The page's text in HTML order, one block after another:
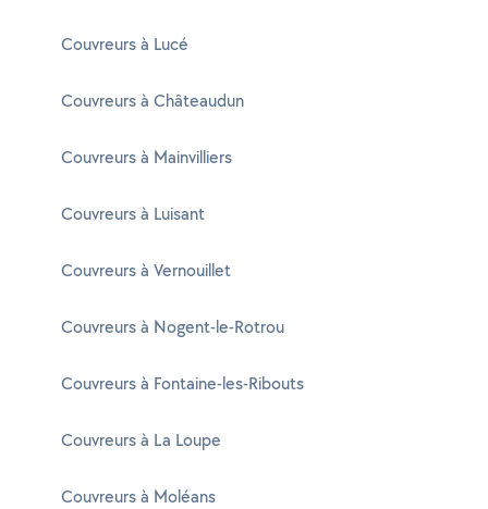
Couvreurs à Lucé
Couvreurs à Châteaudun
Couvreurs à Mainvilliers
Couvreurs à Luisant
Couvreurs à Vernouillet
Couvreurs à Nogent-le-Rotrou
Couvreurs à Fontaine-les-Ribouts
Couvreurs à La Loupe
Couvreurs à Moléans